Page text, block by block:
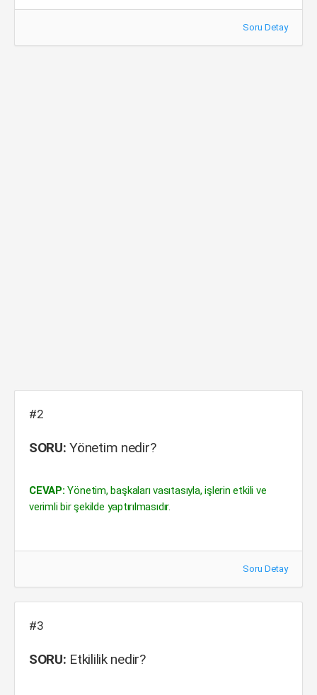
Soru Detay
#2
SORU: Yönetim nedir?
CEVAP: Yönetim, başkaları vasıtasıyla, işlerin etkili ve
verimli bir şekilde yaptırılmasıdır.
Soru Detay
#3
SORU: Etkililik nedir?